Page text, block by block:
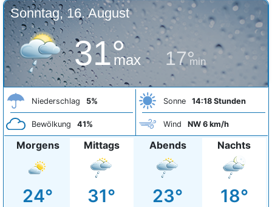
Sonntag, 16. August
31°
max 17°
min
Niederschlag 5%
Bewölkung 41%
Sonne 14:18 Stunden
Wind NW 6 km/h
Morgens
24°
Mittags
31°
Abends
23°
Nachts
18°